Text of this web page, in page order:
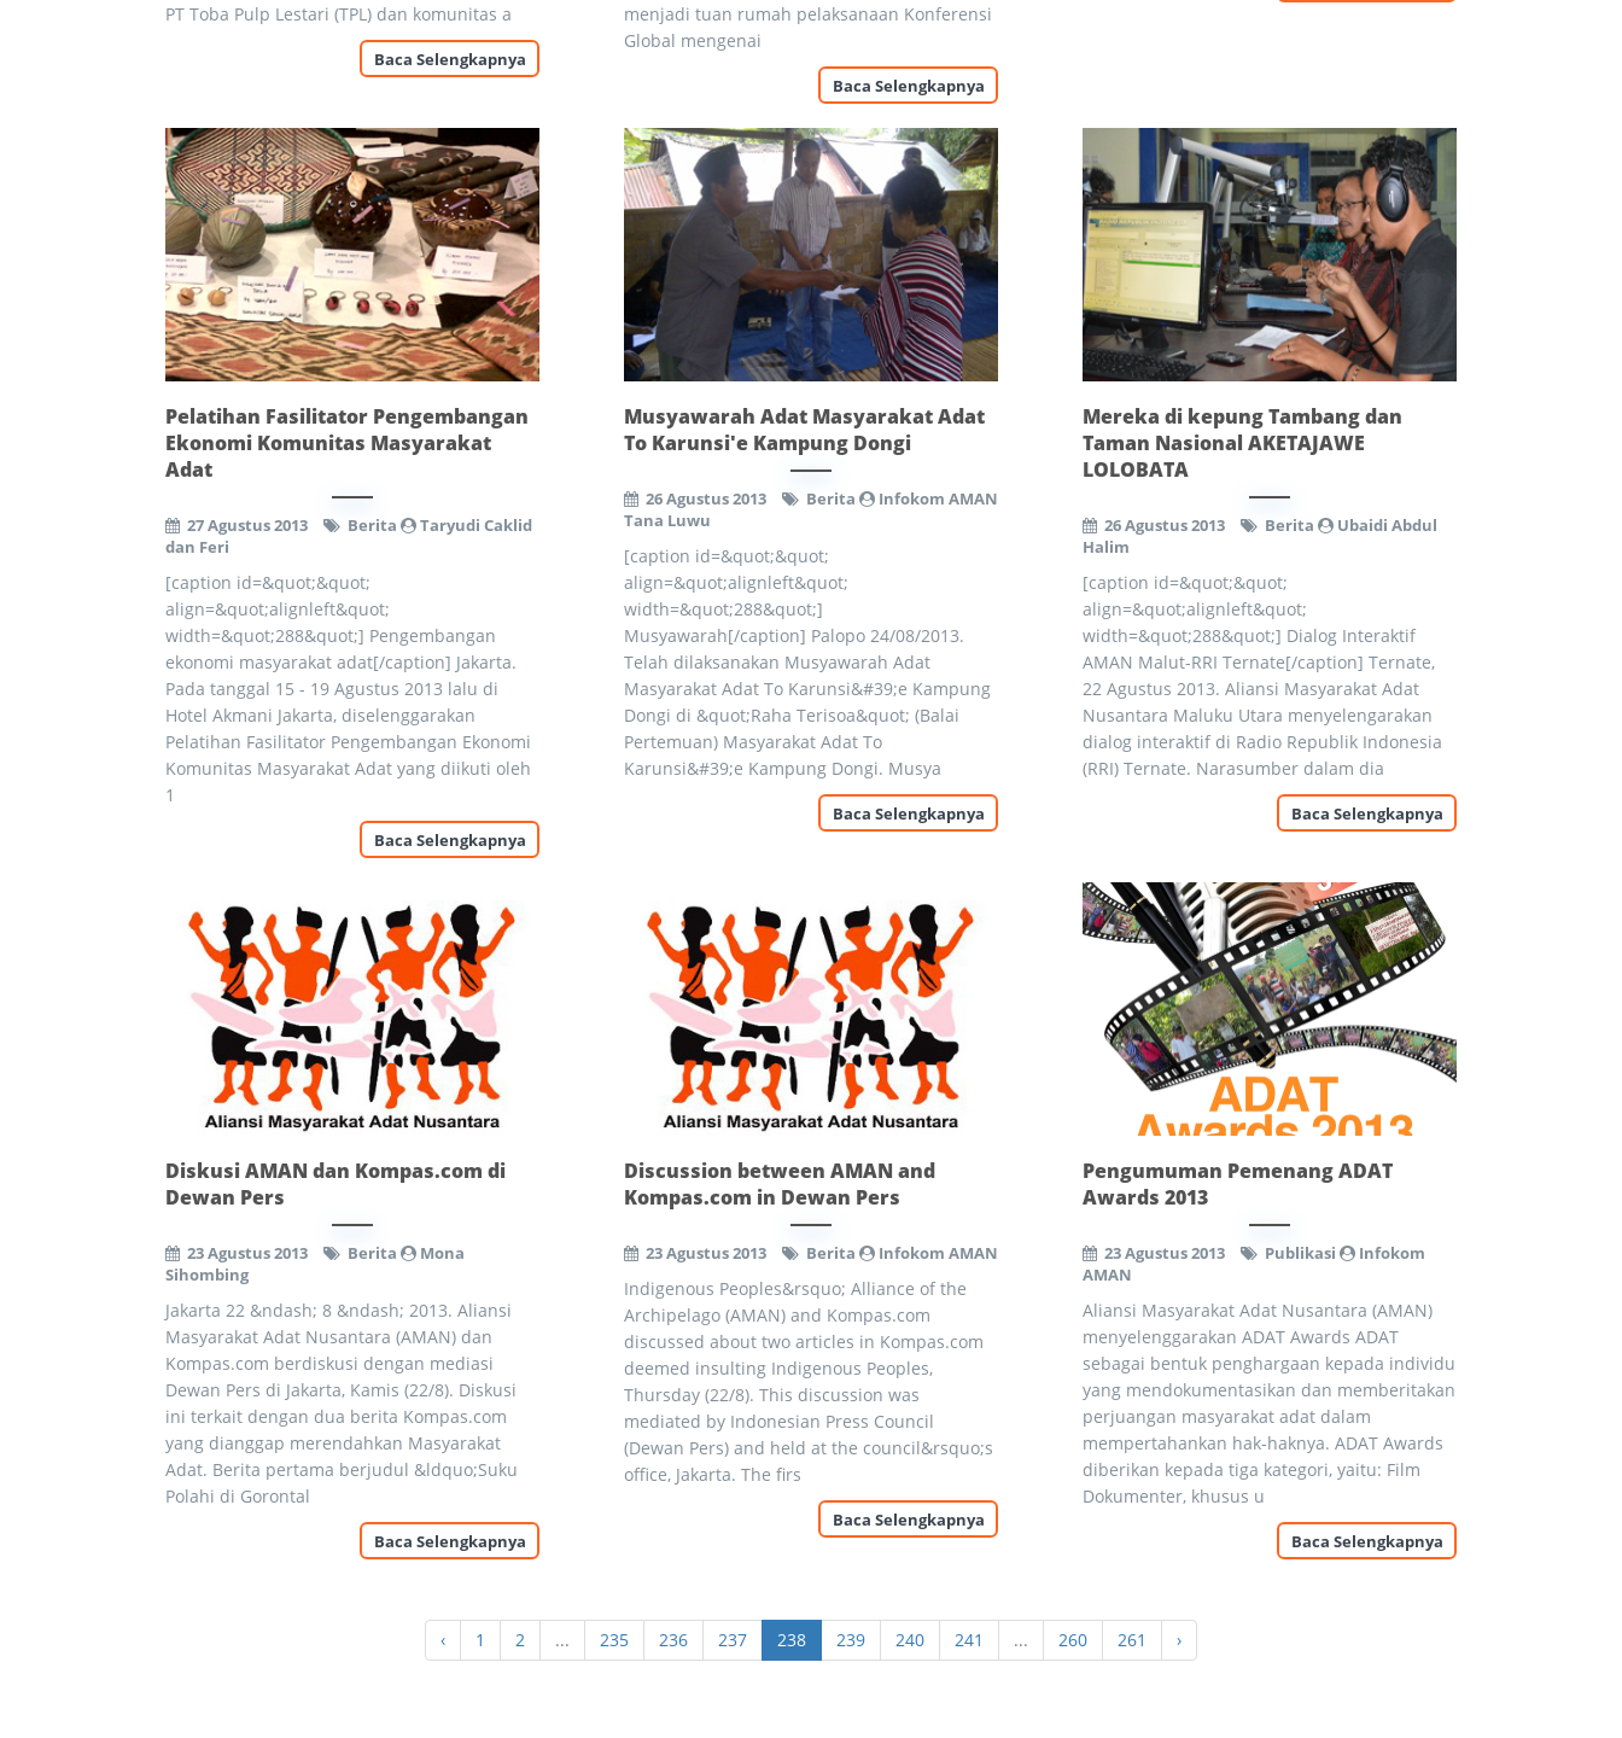
PT Toba Pulp Lestari (TPL) dan komunitas a
Baca Selengkapnya
menjadi tuan rumah pelaksanaan Konferensi
Global mengenai
Baca Selengkapnya
Pelatihan Fasilitator Pengembangan
Ekonomi Komunitas Masyarakat
Adat
27 Agustus 2013 Berita
Taryudi Caklid
dan Feri
[caption id=&quot;&quot;
align=&quot;alignleft&quot;
width=&quot;288&quot;] Pengembangan
ekonomi masyarakat adat[/caption] Jakarta.
Pada tanggal 15 - 19 Agustus 2013 lalu di
Hotel Akmani Jakarta, diselenggarakan
Pelatihan Fasilitator Pengembangan Ekonomi
Komunitas Masyarakat Adat yang diikuti oleh
1
Baca Selengkapnya
Musyawarah Adat Masyarakat Adat
To Karunsi'e Kampung Dongi
26 Agustus 2013 Berita
Infokom AMAN
Tana Luwu
[caption id=&quot;&quot;
align=&quot;alignleft&quot;
width=&quot;288&quot;]
Musyawarah[/caption] Palopo 24/08/2013.
Telah dilaksanakan Musyawarah Adat
Masyarakat Adat To Karunsi&#39;e Kampung
Dongi di &quot;Raha Terisoa&quot; (Balai
Pertemuan) Masyarakat Adat To
Karunsi&#39;e Kampung Dongi. Musya
Baca Selengkapnya
Mereka di kepung Tambang dan
Taman Nasional AKETAJAWE
LOLOBATA
26 Agustus 2013 Berita
Ubaidi Abdul
Halim
[caption id=&quot;&quot;
align=&quot;alignleft&quot;
width=&quot;288&quot;] Dialog Interaktif
AMAN Malut-RRI Ternate[/caption] Ternate,
22 Agustus 2013. Aliansi Masyarakat Adat
Nusantara Maluku Utara menyelengarakan
dialog interaktif di Radio Republik Indonesia
(RRI) Ternate. Narasumber dalam dia
Baca Selengkapnya
Diskusi AMAN dan Kompas.com di
Dewan Pers
23 Agustus 2013 Berita
Mona
Sihombing
Jakarta 22 &ndash; 8 &ndash; 2013. Aliansi
Masyarakat Adat Nusantara (AMAN) dan
Kompas.com berdiskusi dengan mediasi
Dewan Pers di Jakarta, Kamis (22/8). Diskusi
ini terkait dengan dua berita Kompas.com
yang dianggap merendahkan Masyarakat
Adat. Berita pertama berjudul &ldquo;Suku
Polahi di Gorontal
Baca Selengkapnya
Discussion between AMAN and
Kompas.com in Dewan Pers
23 Agustus 2013 Berita Infokom AMAN
Indigenous Peoples&rsquo; Alliance of the
Archipelago (AMAN) and Kompas.com
discussed about two articles in Kompas.com
deemed insulting Indigenous Peoples,
Thursday (22/8). This discussion was
mediated by Indonesian Press Council
(Dewan Pers) and held at the council&rsquo;s
office, Jakarta. The firs
Baca Selengkapnya
Pengumuman Pemenang ADAT
Awards 2013
23 Agustus 2013 Publikasi
Infokom
AMAN
Aliansi Masyarakat Adat Nusantara (AMAN)
menyelenggarakan ADAT Awards ADAT
sebagai bentuk penghargaan kepada individu
yang mendokumentasikan dan memberitakan
perjuangan masyarakat adat dalam
mempertahankan hak-haknya. ADAT Awards
diberikan kepada tiga kategori, yaitu: Film
Dokumenter, khusus u
Baca Selengkapnya
‹ 1 2 ... 235 236 237 238 239 240 241 ... 260 261 ›